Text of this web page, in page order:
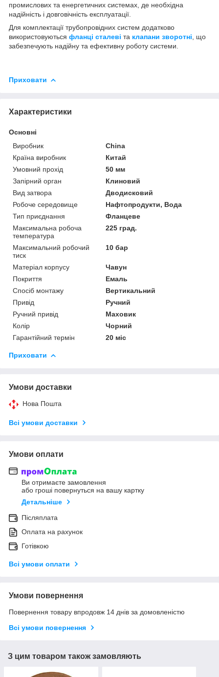
промислових та енергетичних системах, де необхідна
надійність і довговічність експлуатації.
Для комплектації трубопровідних систем додатково
використовуються фланці сталеві та клапани зворотні , що
забезпечують надійну та ефективну роботу системи.
Приховати
Характеристики
Основні
Виробник
China
Країна виробник
Китай
Умовний прохід
50 мм
Запірний орган
Клиновий
Вид затвора
Дводисковий
Робоче середовище
Нафтопродукти, Вода
Тип приєднання
Фланцеве
Максимальна робоча
температура
225 град.
Максимальний робочий
тиск
10 бар
Матеріал корпусу
Чавун
Покриття
Емаль
Спосіб монтажу
Вертикальний
Привід
Ручний
Ручний привід
Маховик
Колір
Чорний
Гарантійний термін
20 міс
Приховати
Умови доставки
Нова Пошта
Всі умови доставки
Умови оплати
Ви отримаєте замовлення
або гроші повернуться на вашу картку
Детальніше
Післяплата
Оплата на рахунок
Готівкою
Всі умови оплати
Умови повернення
Повернення товару впродовж 14 днів за домовленістю
Всі умови повернення
З цим товаром також замовляють